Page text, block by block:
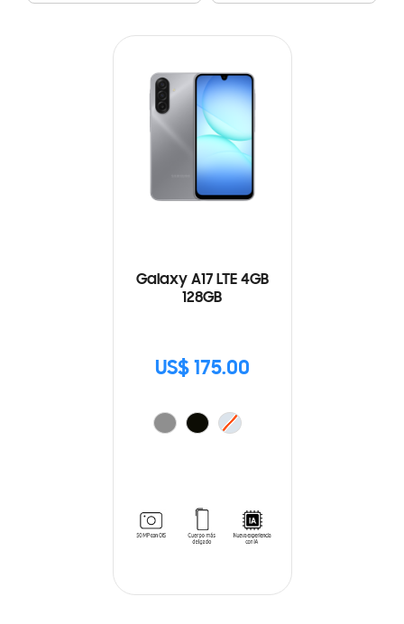
Galaxy A17 LTE 4GB
128GB
US$ 175.00